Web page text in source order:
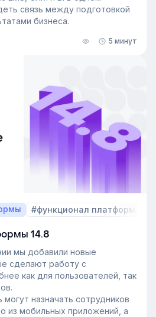
связь между подготовкой
бизнеса.
5 минут
#функционал платформы
14.8
мы добавили новые
сделают работу с
как для пользователей, так
назначать сотрудников
из мобильных приложений, а